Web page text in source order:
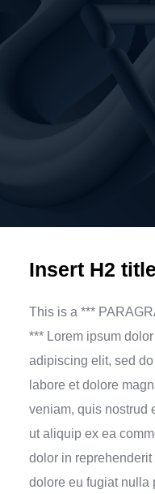
Insert H2
This is a ***
*** Lorem ipsum
adipiscing elit, sed
labore et dolore
veniam, quis nostrud
ut aliquip ex ea
dolor in
dolore eu fugiat nulla